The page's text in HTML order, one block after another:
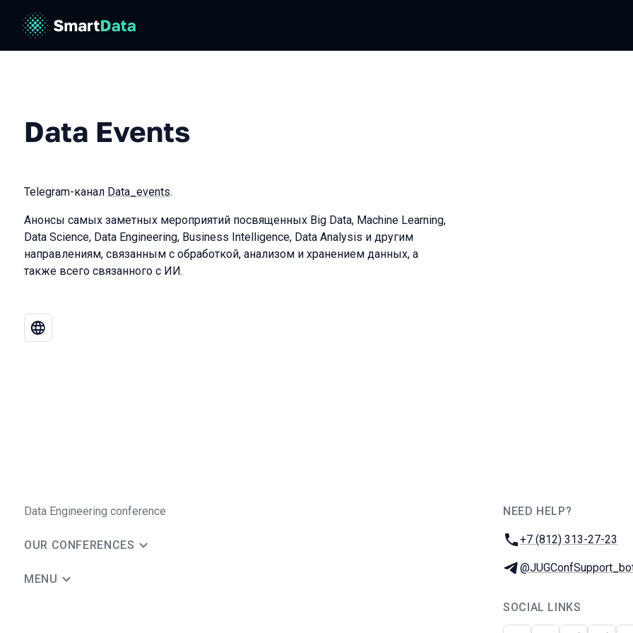
Data Events
Telegram-канал Data_events.
Анонсы самых заметных мероприятий посвященных Big Data, Machine Learning,
Data Science, Data Engineering, Business Intelligence, Data Analysis и другим
направлениям, связанным с обработкой, анализом и хранением данных, а
также всего связанного с ИИ.
Data Engineering conference
OUR CONFERENCES
MENU
NEED HELP?
Phone:
+7 (812) 313-27-23
Telegram:
SOCIAL LINKS